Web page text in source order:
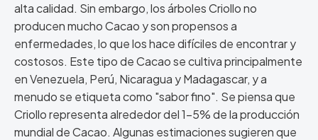
alta calidad. Sin embargo, los árboles Criollo no
producen mucho Cacao y son propensos a
enfermedades, lo que los hace difíciles de encontrar y
costosos. Este tipo de Cacao se cultiva principalmente
en Venezuela, Perú, Nicaragua y Madagascar, y a
menudo se etiqueta como "sabor fino". Se piensa que
Criollo representa alrededor del 1-5% de la producción
mundial de Cacao. Algunas estimaciones sugieren que